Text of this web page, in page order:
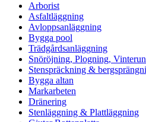
Arborist
Asfaltläggning
Avloppsanläggning
Bygga pool
Trädgårdsanläggning
Snöröjning, Plogning,
Stenspräckning &
Bygga altan
Markarbeten
Dränering
Stenläggning & Plattläggning